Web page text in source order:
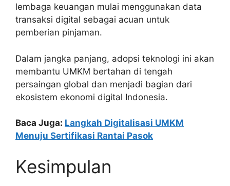
lembaga keuangan mulai menggunakan data
transaksi digital sebagai acuan untuk
pemberian pinjaman.
Dalam jangka panjang, adopsi teknologi ini akan
membantu UMKM bertahan di tengah
persaingan global dan menjadi bagian dari
ekosistem ekonomi digital Indonesia.
Baca Juga: Langkah Digitalisasi UMKM
Menuju Sertifikasi Rantai Pasok
Kesimpulan